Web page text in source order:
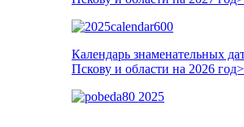
Календарь знаменательных
Пскову и области на 2026